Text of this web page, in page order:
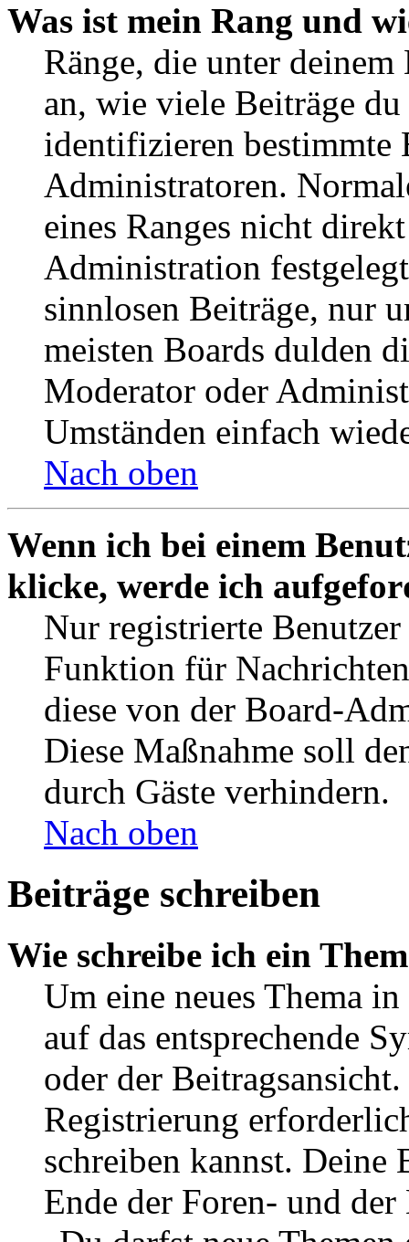
Was ist mein Rang und
Ränge, die unter deinem
an, wie viele Beiträge
identifizieren bestimmte
Administratoren.
eines Ranges nicht
Administration
sinnlosen Beiträge, nur
meisten Boards dulden
Moderator oder
Umständen einfach
Nach oben
Wenn ich bei einem
klicke, werde ich
Nur registrierte
Funktion für
diese von der Board-
Diese Maßnahme soll
durch Gäste verhindern.
Nach oben
Beiträge schreiben
Wie schreibe ich ein
Um eine neues Thema
auf das entsprechende
oder der
Registrierung
schreiben kannst. Deine
Ende der Foren- und